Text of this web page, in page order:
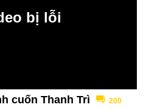
cuốn Thanh Trì 200